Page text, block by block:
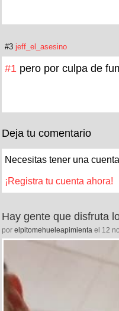
#3 jeff_el_asesino
#1 pero por culpa de
Deja tu comentario
Necesitas tener una
¡Registra tu cuenta ahora!
Hay gente que disfruta
por elpitomehueleapimienta el 12